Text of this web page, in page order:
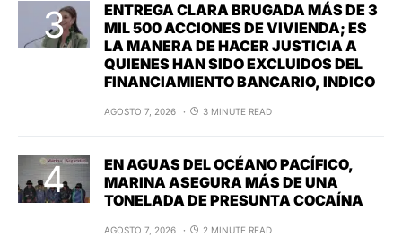
ENTREGA CLARA BRUGADA MÁS DE 3
MIL 500 ACCIONES DE VIVIENDA; ES
LA MANERA DE HACER JUSTICIA A
QUIENES HAN SIDO EXCLUIDOS DEL
FINANCIAMIENTO BANCARIO, INDICO
AGOSTO 7, 2026 3 MINUTE READ
EN AGUAS DEL OCÉANO PACÍFICO,
MARINA ASEGURA MÁS DE UNA
TONELADA DE PRESUNTA COCAÍNA
AGOSTO 7, 2026 2 MINUTE READ